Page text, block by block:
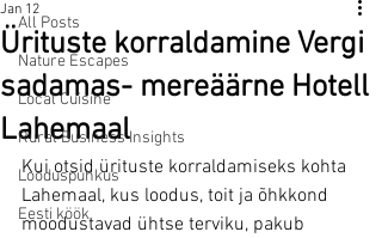
All Posts
Nature Escapes
Local Cuisine
Rural Business Insights
Looduspuhkus
Eesti köök
Ürituste korraldamine Vergi
sadamas- mereäärne Hotell
Lahemaal
Jan 12
Kui otsid ürituste korraldamiseks kohta
Lahemaal, kus loodus, toit ja õhkkond
moodustavad ühtse terviku, pakub